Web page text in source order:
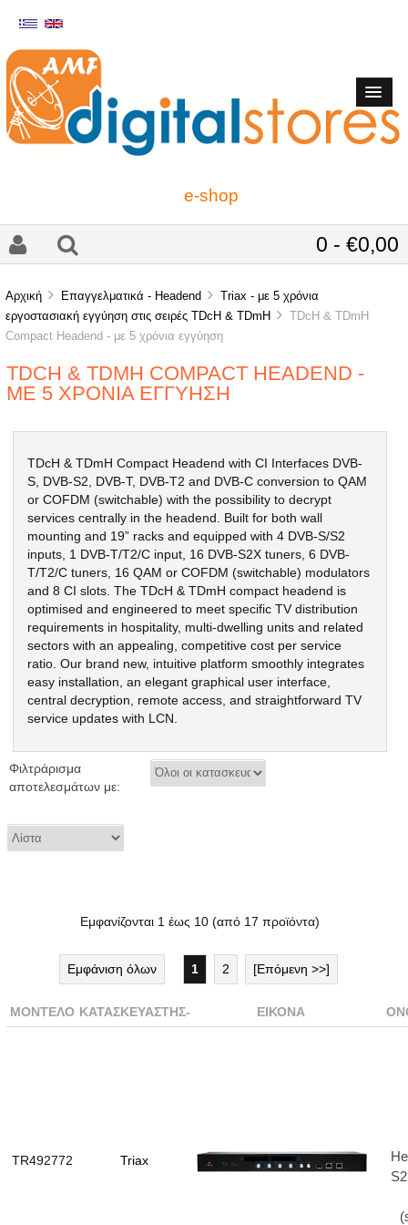
e-shop
0 - €0,00
Αρχική Επαγγελματικά - Headend
Triax - με 5 χρόνια
εργοστασιακή εγγύηση στις σειρές TDcH & TDmH
TDcH & TDmH
Compact Headend - με 5 χρόνια εγγύηση
TDCH & TDMH COMPACT HEADEND -
ΜΕ 5 ΧΡΌΝΙΑ ΕΓΓΎΗΣΗ
TDcH & TDmH Compact Headend with CI Interfaces DVB-
S, DVB-S2, DVB-T, DVB-T2 and DVB-C conversion to QAM
or COFDM (switchable) with the possibility to decrypt
services centrally in the headend. Built for both wall
mounting and 19” racks and equipped with 4 DVB-S/S2
inputs, 1 DVB-T/T2/C input, 16 DVB-S2X tuners, 6 DVB-
T/T2/C tuners, 16 QAM or COFDM (switchable) modulators
and 8 CI slots. The TDcH & TDmH compact headend is
optimised and engineered to meet specific TV distribution
requirements in hospitality, multi-dwelling units and related
sectors with an appealing, competitive cost per service
ratio. Our brand new, intuitive platform smoothly integrates
easy installation, an elegant graphical user interface,
central decryption, remote access, and straightforward TV
service updates with LCN.
Φιλτράρισμα
αποτελεσμάτων με:
Εμφανίζονται 1 έως 10 (από 17 προϊόντα)
Εμφάνιση όλων 1 2 [Επόμενη >>]
ΜΟΝΤΈΛΟ ΚΑΤΑΣΚΕΥΑΣΤΉΣ- ΕΙΚΌΝΑ
TR492772 Triax